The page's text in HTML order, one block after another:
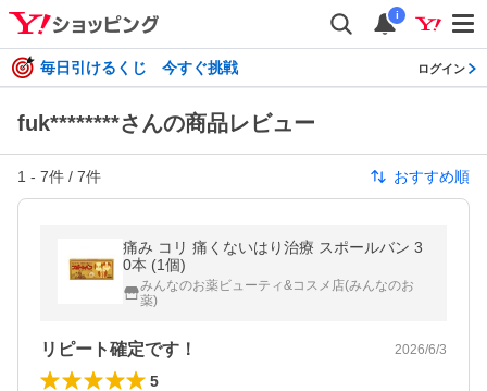
i
毎日引けるくじ 今すぐ挑戦 ログイン
fuk********さんの商品レビュー
1 - 7件 / 7件 おすすめ順
痛み コリ 痛くないはり治療 スポールバン 3
0本 (1個)
みんなのお薬ビューティ&コスメ店(みんなのお
薬)
リピート確定です！ 2026/6/3
5